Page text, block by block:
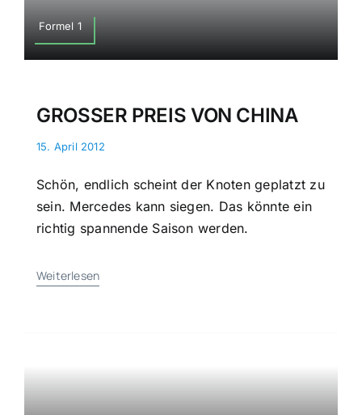
Formel 1
GROSSER PREIS VON CHINA
15. April 2012
Schön, endlich scheint der Knoten geplatzt zu
sein. Mercedes kann siegen. Das könnte ein
richtig spannende Saison werden.
Weiterlesen